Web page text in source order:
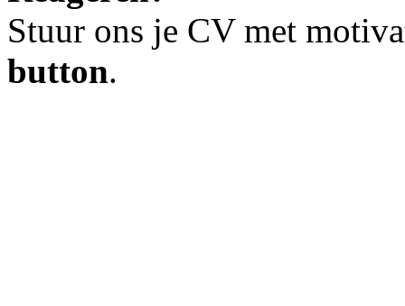
Stuur ons je CV met
button.